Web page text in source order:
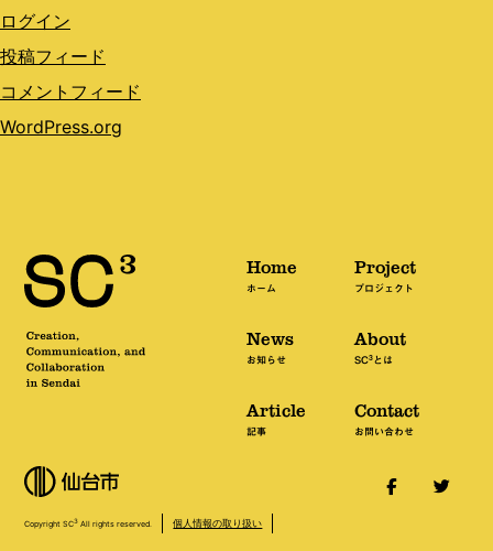
ログイン
投稿フィード
コメントフィード
WordPress.org
Home
ホーム
News
お知らせ
Article
記事
Project
プロジェクト
About
SC3とは
Contact
お問い合わせ
Copyright SC3 All rights reserved. 個人情報の取り扱い